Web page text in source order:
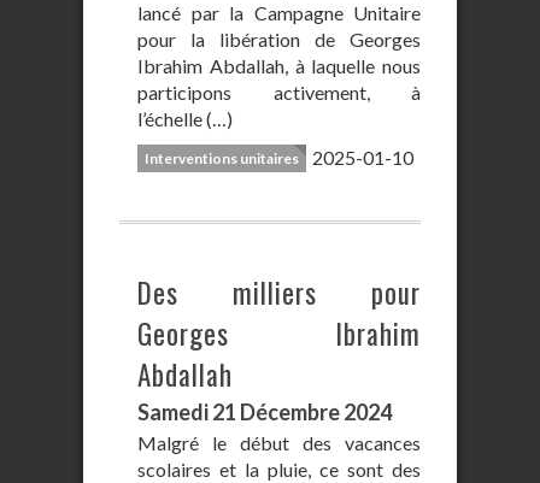
lancé par la Campagne Unitaire
pour la libération de Georges
Ibrahim Abdallah, à laquelle nous
participons activement, à
l’échelle (…)
Interventions unitaires 2025-01-10
Des milliers pour
Georges Ibrahim
Abdallah
Samedi 21 Décembre 2024
Malgré le début des vacances
scolaires et la pluie, ce sont des